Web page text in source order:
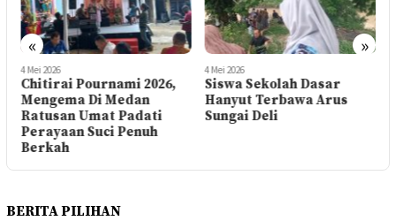
« »
4 Mei 2026
Chitirai Pournami 2026,
Mengema Di Medan
Ratusan Umat Padati
Perayaan Suci Penuh
Berkah
4 Mei 2026
Siswa Sekolah Dasar
Hanyut Terbawa Arus
Sungai Deli
BERITA PILIHAN